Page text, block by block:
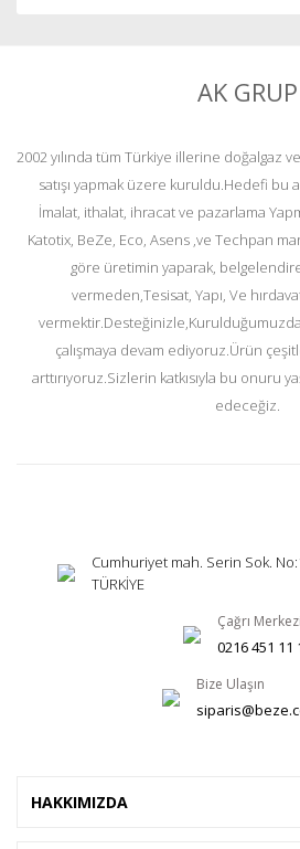
AK GRUP
2002 yılında tüm Türkiye illerine doğalgaz
satışı yapmak üzere kuruldu.Hedefi bu
İmalat, ithalat, ihracat ve pazarlama
Katotix, BeZe, Eco, Asens ,ve Techpan
göre üretimin yaparak,
vermeden,Tesisat, Yapı, Ve
çalışmaya devam ediyoruz.Ürün
arttırıyoruz.Sizlerin katkısıyla bu onuru
edeceğiz.
Cumhuriyet mah. Serin Sok.
TÜRKİYE
Çağrı Merkezi
0216 451 11
Bize Ulaşın
HAKKIMIZDA